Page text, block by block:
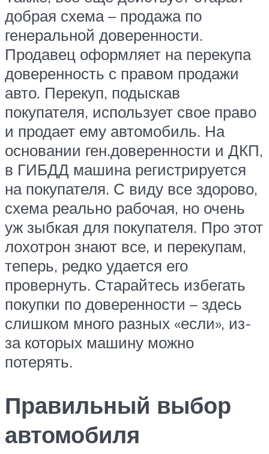
добрая схема – продажа по
генеральной доверенности.
Продавец оформляет на перекупа
доверенность с правом продажи
авто. Перекуп, подыскав
покупателя, использует свое право
и продает ему автомобиль. На
основании ген.доверенности и ДКП,
в ГИБДД машина регистрируется
на покупателя. С виду все здорово,
схема реально рабочая, но очень
уж зыбкая для покупателя. Про этот
лохотрон знают все, и перекупам,
теперь, редко удается его
провернуть. Старайтесь избегать
покупки по доверенности – здесь
слишком много разных «если», из-
за которых машину можно
потерять.
Правильный выбор
автомобиля